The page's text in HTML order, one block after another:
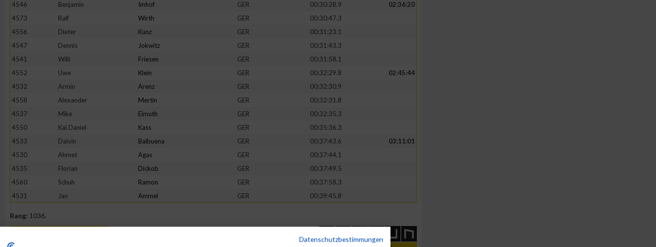
4546
Benjamin Imhof GER 00:30:28.9
02:36:20
4573
Ralf Wirth GER
00:30:47.3
4556
Dieter Kunz GER
00:31:23.1
4547
Dennis Jokwitz GER
00:31:43.3
4541
Willi Friesen GER
00:31:58.1
4552
Uwe Klein GER 00:32:29.8
02:45:44
4532
Armin Arenz GER
00:32:30.9
4558
Alexander Mertin GER
00:32:31.8
4537
Mike Eimuth GER
00:32:35.3
4550
Kai Daniel Kass GER
00:35:36.3
4533
Dalvin Balbuena GER 00:37:43.6
03:11:01
4530
Ahmet Agas GER
00:37:44.1
4535
Florian Dickob GER
00:37:49.5
4560
Schuh Ramon GER
00:37:58.3
4531
Jan Ammel GER 00:39:45.8
Rang: 1036.
Datenschutzbestimmungen